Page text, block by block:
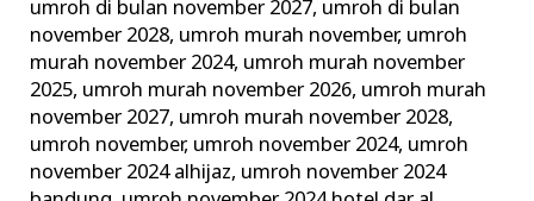
umroh di bulan november 2027, umroh di bulan
november 2028, umroh murah november, umroh
murah november 2024, umroh murah november
2025, umroh murah november 2026, umroh murah
november 2027, umroh murah november 2028,
umroh november, umroh november 2024, umroh
november 2024 alhijaz, umroh november 2024